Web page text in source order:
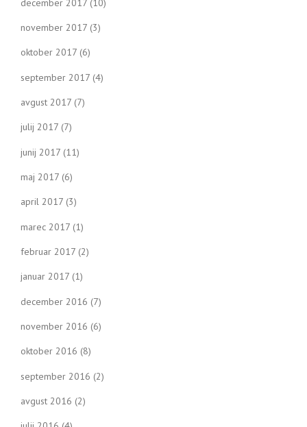
december 2017 (10)
november 2017 (3)
oktober 2017 (6)
september 2017 (4)
avgust 2017 (7)
julij 2017 (7)
junij 2017 (11)
maj 2017 (6)
april 2017 (3)
marec 2017 (1)
februar 2017 (2)
januar 2017 (1)
december 2016 (7)
november 2016 (6)
oktober 2016 (8)
september 2016 (2)
avgust 2016 (2)